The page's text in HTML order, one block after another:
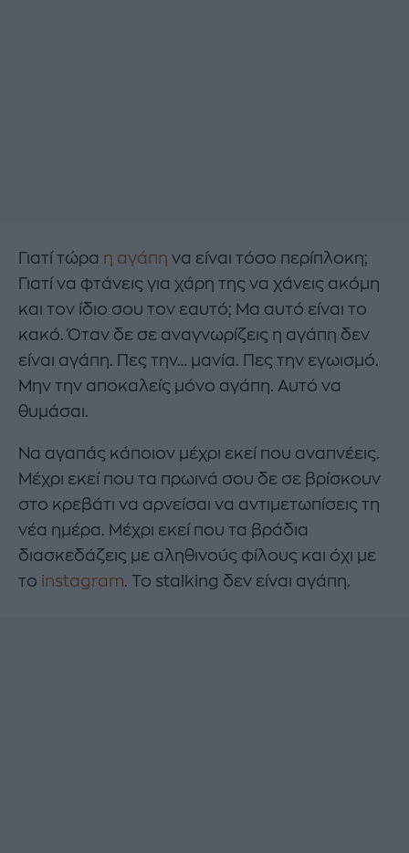
Γιατί τώρα η αγάπη να είναι τόσο περίπλοκη;
Γιατί να φτάνεις για χάρη της να χάνεις ακόμη
και τον ίδιο σου τον εαυτό; Μα αυτό είναι το
κακό. Όταν δε σε αναγνωρίζεις η αγάπη δεν
είναι αγάπη. Πες την… μανία. Πες την εγωισμό.
Μην την αποκαλείς μόνο αγάπη. Αυτό να
θυμάσαι.
Να αγαπάς κάποιον μέχρι εκεί που αναπνέεις.
Μέχρι εκεί που τα πρωινά σου δε σε βρίσκουν
στο κρεβάτι να αρνείσαι να αντιμετωπίσεις τη
νέα ημέρα. Μέχρι εκεί που τα βράδια
διασκεδάζεις με αληθινούς φίλους και όχι με
το instagram. Το stalking δεν είναι αγάπη.